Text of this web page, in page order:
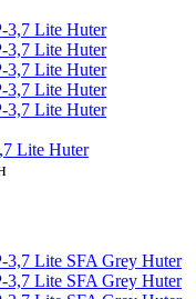
Lite Huter